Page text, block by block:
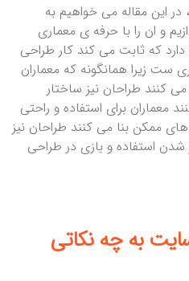
، در این مقاله می خواهیم به
و ان را با حرفه ی معماری
که ثابت می کند کار طراحی
ست زیرا همانگونه که معماران
کنند طراحان نیز ساختار
معماران برای استفاده و راحتی
های ممکن بنا می کنند طراحان نیز
شدن استفاده و بازی در طراحی
به چه نکاتی